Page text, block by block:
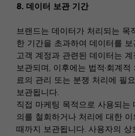
8. 데이터 보관 기간
브랜드는 데이터가 처리되는 목
한 기간을 초과하여 데이터를
고객 계정과 관련된 데이터는
보관되며, 이후에는 법적·회계
료의 관리 또는 분쟁 처리에 필
보관됩니다.
직접 마케팅 목적으로 사용되는
의를 철회하거나 처리에 대한
때까지 보관됩니다. 사용자의 상